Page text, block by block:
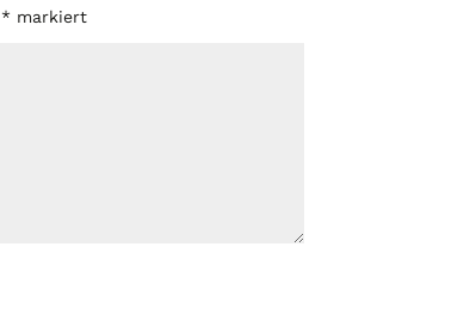
*markiert